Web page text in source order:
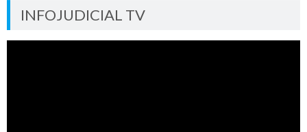
INFOJUDICIAL TV